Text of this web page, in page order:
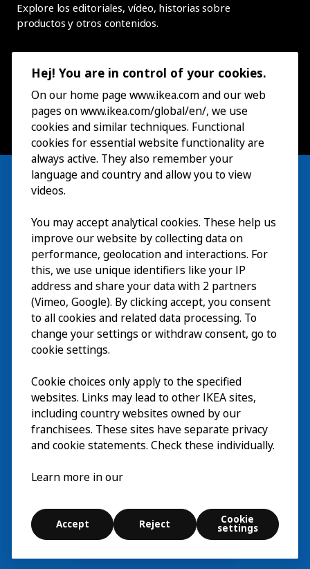
Explore los editoriales, vídeo, historias sobre
productos y otros contenidos.
Explorar Buscar
Visita
Explorar
ActividadesEN
Acerca deEN
© Inter IKEA Systems B.V. 2026
Cookie settings
Hej! You are in control of your cookies.
On our home page www.ikea.com and our web
pages on www.ikea.com/global/en/, we use
cookies and similar techniques. Functional
cookies for essential website functionality are
always active. They also remember your
language and country and allow you to view
videos.
You may accept analytical cookies. These help us
improve our website by collecting data on
performance, geolocation and interactions. For
this, we use unique identifiers like your IP
address and share your data with 2 partners
(Vimeo, Google). By clicking accept, you consent
to all cookies and related data processing. To
change your settings or withdraw consent, go to
cookie settings.
Cookie choices only apply to the specified
websites. Links may lead to other IKEA sites,
including country websites owned by our
franchisees. These sites have separate privacy
and cookie statements. Check these individually.
Learn more in our
Accept Reject Cookie
settings